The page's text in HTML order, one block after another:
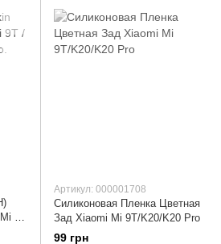
9T
Артикул: 000001708
Силиконовая Пленка Цветная
Зад Xiaomi Mi 9T/K20/K20 Pro
99 грн